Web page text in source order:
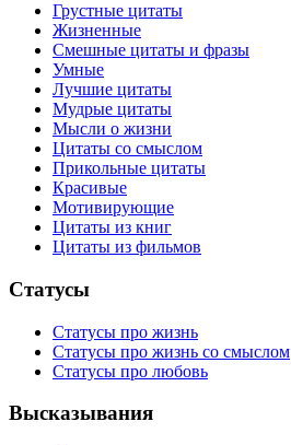
Грустные цитаты
Жизненные
Смешные цитаты и фразы
Умные
Лучшие цитаты
Мудрые цитаты
Мысли о жизни
Цитаты со смыслом
Прикольные цитаты
Красивые
Мотивирующие
Цитаты из книг
Цитаты из фильмов
Статусы
Статусы про жизнь
Статусы про жизнь со смыслом
Статусы про любовь
Высказывания